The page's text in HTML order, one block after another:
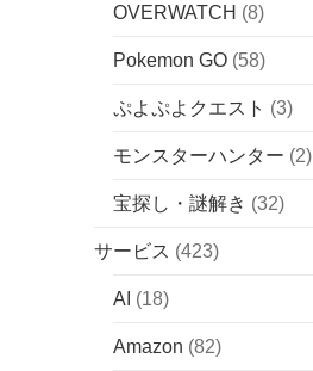
OVERWATCH (8)
Pokemon GO (58)
ぷよぷよクエスト (3)
モンスターハンター (2)
宝探し・謎解き (32)
サービス (423)
AI (18)
Amazon (82)